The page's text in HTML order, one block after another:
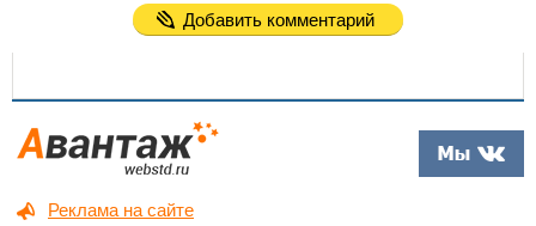
Добавить комментарий
Реклама на сайте